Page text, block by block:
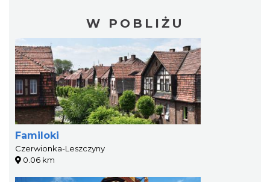
W POBLIŻU
Familoki
Czerwionka-Leszczyny
0.06 km